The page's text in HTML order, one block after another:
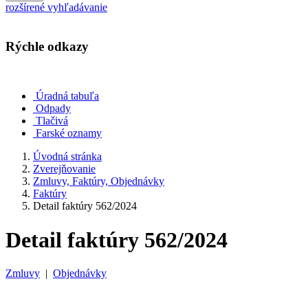
rozšírené vyhľadávanie
Rýchle odkazy
Úradná tabuľa
Odpady
Tlačivá
Farské oznamy
Úvodná stránka
Zverejňovanie
Zmluvy, Faktúry, Objednávky
Faktúry
Detail faktúry 562/2024
Detail faktúry 562/2024
Zmluvy | Objednávky